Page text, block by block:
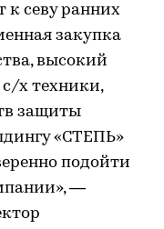
к севу ранних
закупка
высокий
х техники,
защиты
«СТЕПЬ»
подойти
—